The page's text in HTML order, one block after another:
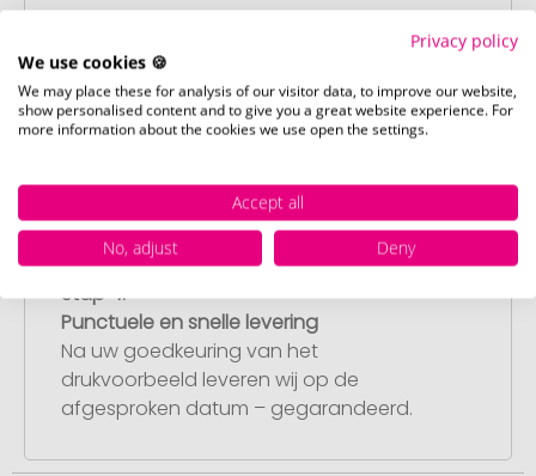
Stap 3:
Artikelvoorbeeld en goedkeuring
U ontvangt van ons een gratis
drukvoorbeeld met uw ontwerp. Zodra u
met de productie.
Stap 4:
Punctuele en snelle levering
Na uw goedkeuring van het
drukvoorbeeld leveren wij op de
afgesproken datum – gegarandeerd.
Privacy policy
We use cookies 🍪
We may place these for analysis of our visitor data, to improve our website,
show personalised content and to give you a great website experience. For
more information about the cookies we use open the settings.
Accept all
No, adjust
Deny